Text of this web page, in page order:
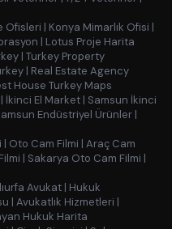
Ofisleri | Konya Mimarlık Ofisi |
| Lotus Proje Harita
| Turkey Property
| Real Estate Agency
House Turkey Maps
| İkinci El Market | Samsun İkinci
Endüstriyel Ürünler |
| Oto Cam Filmi | Araç Cam
| Sakarya Oto Cam Filmi |
Avukat | Hukuk
| Avukatlık Hizmetleri |
Hukuk Harita